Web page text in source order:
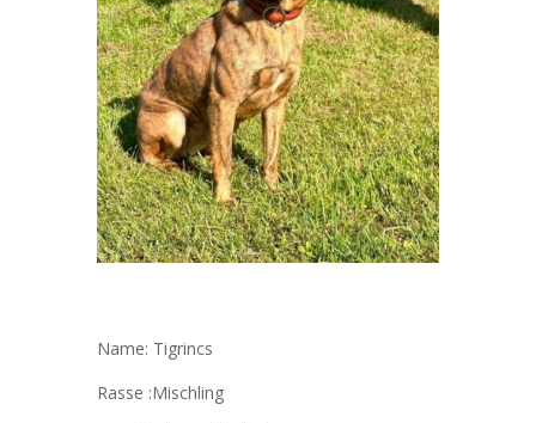
Name: Tigrincs
Rasse :Mischling